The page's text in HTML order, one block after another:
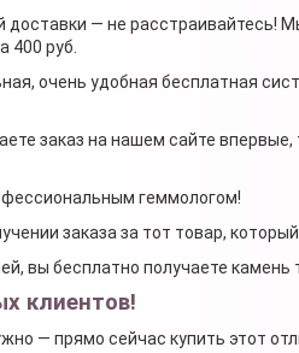
доставки — не расстраивайтесь!
400 руб.
очень удобная бесплатная
заказ на нашем сайте впервые,
геммологом!
заказа за тот товар,
вы бесплатно получаете камень
клиентов!
— прямо сейчас купить этот